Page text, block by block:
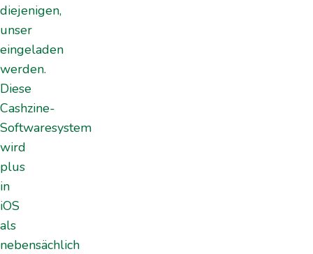
diejenigen,
unser
eingeladen
werden.
Diese
Cashzine-
Softwaresystem
wird
plus
in
iOS
als
nebensächlich